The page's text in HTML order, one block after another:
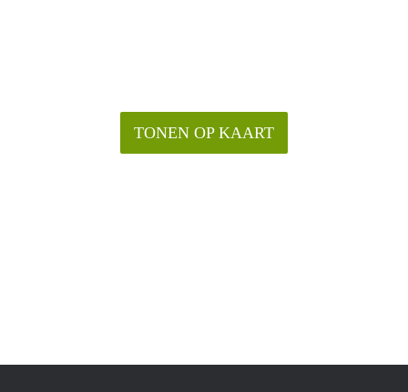
TONEN OP KAART